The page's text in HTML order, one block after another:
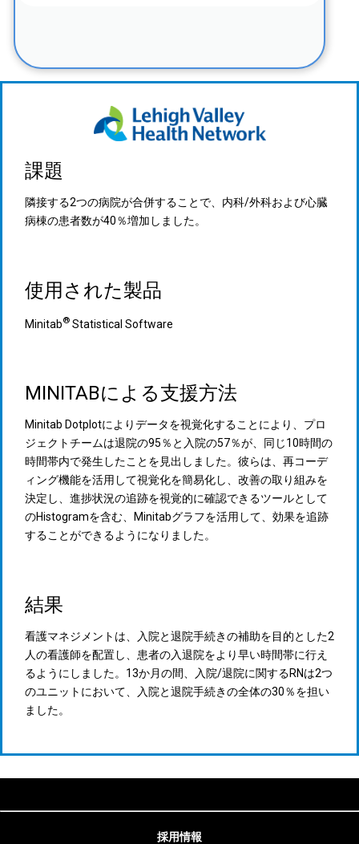
課題
隣接する2つの病院が合併することで、内科/外科および心臓
病棟の患者数が40％増加しました。
使用された製品
Minitab® Statistical Software
MINITABによる支援方法
Minitab Dotplotによりデータを視覚化することにより、プロ
ジェクトチームは退院の95％と入院の57％が、同じ10時間の
時間帯内で発生したことを見出しました。彼らは、再コーデ
ィング機能を活用して視覚化を簡易化し、改善の取り組みを
決定し、進捗状況の追跡を視覚的に確認できるツールとして
のHistogramを含む、Minitabグラフを活用して、効果を追跡
することができるようになりました。
結果
看護マネジメントは、入院と退院手続きの補助を目的とした2
人の看護師を配置し、患者の入退院をより早い時間帯に行え
るようにしました。13か月の間、入院/退院に関するRNは2つ
のユニットにおいて、入院と退院手続きの全体の30％を担い
ました。
採用情報